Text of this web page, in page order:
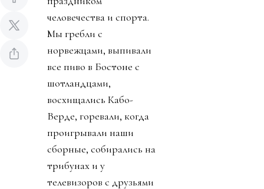
человечества и спорта.
Мы гребли с
норвежцами, выпивали
все пиво в Бостоне с
шотландцами,
восхищались Кабо-
Верде, горевали, когда
проигрывали наши
сборные, собирались на
трибунах и у
телевизоров с друзьями